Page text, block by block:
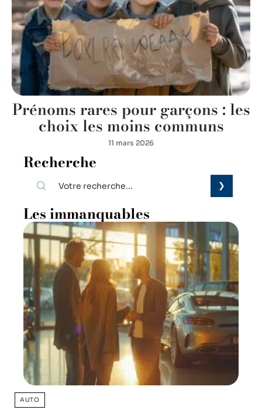
Prénoms rares pour garçons : les
choix les moins communs
11 mars 2026
Recherche
Les immanquables
AUTO